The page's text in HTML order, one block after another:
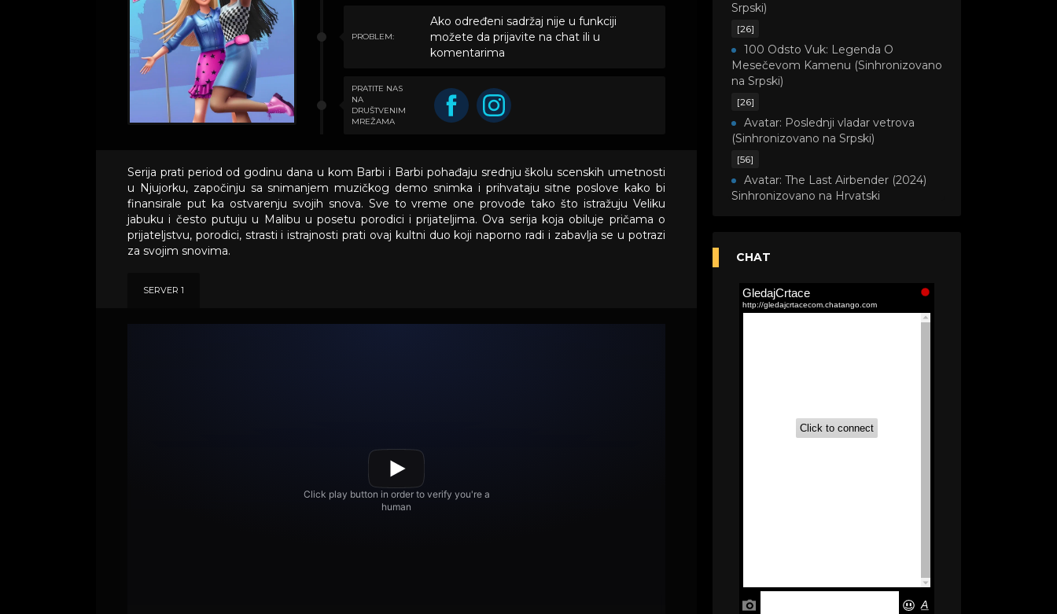
PROBLEM:
Ako određeni sadržaj nije u funkciji
možete da prijavite na chat ili u
komentarima
PRATITE NAS
NA
DRUŠTVENIM
MREŽAMA
Serija prati period od godinu dana u kom Barbi i Barbi pohađaju srednju školu scenskih umetnosti
u Njujorku, započinju sa snimanjem muzičkog demo snimka i prihvataju sitne poslove kako bi
finansirale put ka ostvarenju svojih snova. Sve to vreme one provode tako što istražuju Veliku
jabuku i često putuju u Malibu u posetu porodici i prijateljima. Ova serija koja obiluje pričama o
prijateljstvu, porodici, strasti i istrajnosti prati ovaj kultni duo koji naporno radi i zabavlja se u potrazi
za svojim snovima.
SERVER 1
Srpski)
[26]
100 Odsto Vuk: Legenda O
Mesečevom Kamenu (Sinhronizovano
na Srpski)
[26]
Avatar: Poslednji vladar vetrova
(Sinhronizovano na Srpski)
[56]
Avatar: The Last Airbender (2024)
Sinhronizovano na Hrvatski
(Sinhronizovano na Srpski)
Akademija čarolija (Wits Academy)
Sinhronizovano na Srpski
Tunes,2020) Sinhronizovano na Srpski
Okura (Sinhronizovano na Srpski)
CHAT